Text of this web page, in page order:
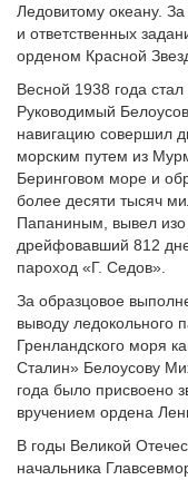
Ледовитому океану.
и ответственных
орденом Красной
Весной 1938 года
Руководимый
навигацию совершил
морским путем из
Беринговом море и
более десяти тысяч
Папаниным, вывел изо
дрейфовавший 812
пароход «Г. Седов».
За образцовое
выводу ледокольного
Гренландского моря
Сталин» Белоусову
года было присвоено
вручением ордена
В годы Великой
начальника